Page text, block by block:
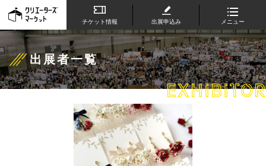
出展者一覧
EXHIBITOR
チケット情報 出展申込み メニュー